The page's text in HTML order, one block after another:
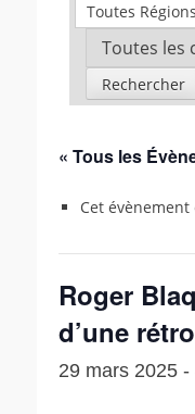
Toutes Régions
« Tous les
Cet évènement
Roger
d’une
29 mars 2025 -